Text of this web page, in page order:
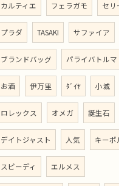
カルティエ フェラガモ セリ
プラダ TASAKI サファイア
ブランドバッグ パライバトルマ
お酒 伊万里 ﾀﾞｲﾔ 小城
ロレックス オメガ 誕生石
デイトジャスト 人気 キーポ
スピーディ エルメス